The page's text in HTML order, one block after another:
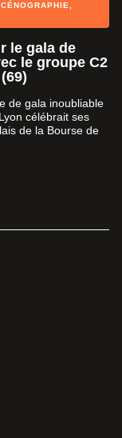
le gala de
le groupe C2
de gala inoubliable
célébrait ses
de la Bourse de